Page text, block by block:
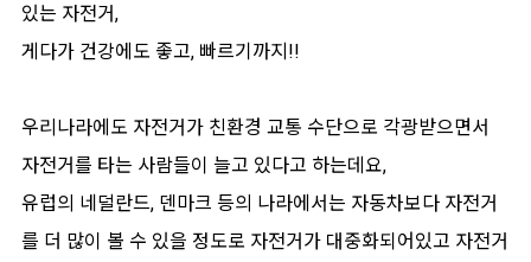
있는 자전거,
게다가 건강에도 좋고, 빠르기까지!!
우리나라에도 자전거가 친환경 교통 수단으로 각광받으면서
자전거를 타는 사람들이 늘고 있다고 하는데요,
유럽의 네덜란드, 덴마크 등의 나라에서는 자동차보다 자전거
를 더 많이 볼 수 있을 정도로 자전거가 대중화되어있고 자전거